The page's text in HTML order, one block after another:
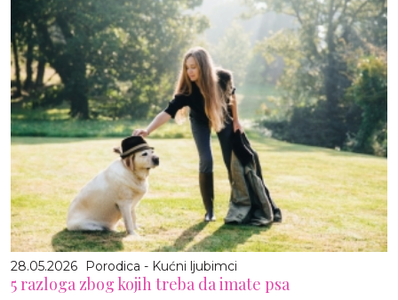
28.05.2026 Porodica - Kućni ljubimci
5 razloga zbog kojih treba da imate psa